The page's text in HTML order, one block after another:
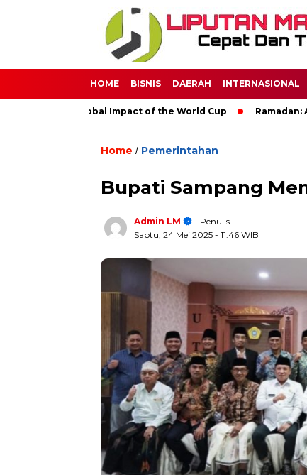
HOME BISNIS DAERAH INTERNASIONAL
The Global Impact of the World Cup Ramadan: A
Home / Pemerintahan
Bupati Sampang
Admin LM
- Penulis
Sabtu, 24 Mei 2025 - 11:46 WIB